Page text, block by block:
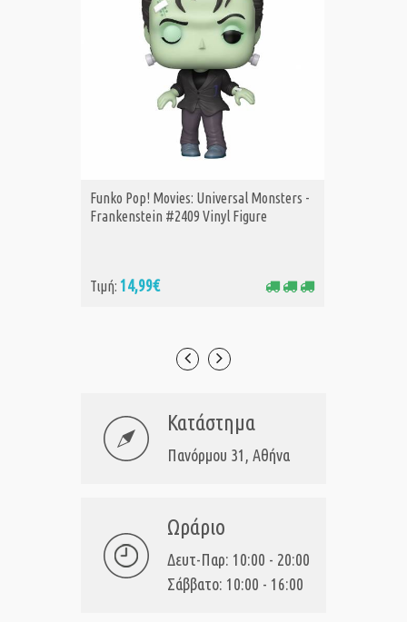
ΑΓΟΡΑ
Funko Pop! Movies: Universal Monsters -
Frankenstein #2409 Vinyl Figure
Τιμή: 14,99€
Κατάστημα
Πανόρμου 31, Αθήνα
Ωράριο
Δευτ-Παρ: 10:00 - 20:00
Σάββατο: 10:00 - 16:00